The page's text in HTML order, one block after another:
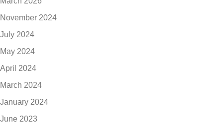
November 2024
July 2024
May 2024
April 2024
March 2024
January 2024
June 2023